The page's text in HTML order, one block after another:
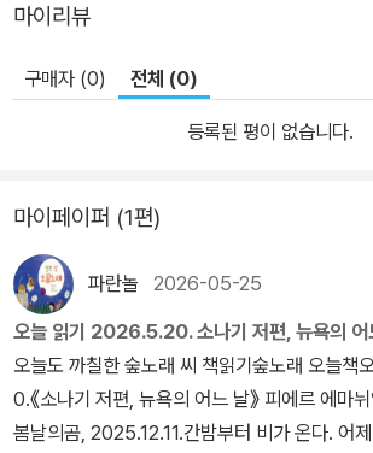
마이리뷰
구매자 (0) 전체 (0)
등록된 평이 없습니다.
마이페이퍼 (1편)
파란놀 2026-05-25
오늘 읽기 2026.5.20. 소나기 저편, 뉴욕의 어
오늘도 까칠한 숲노래 씨 책읽기숲노래 오늘
0.《소나기 저편, 뉴욕의 어느 날》 피에르 에마
봄날의곰, 2025.12.11.간밤부터 비가 온다. 어